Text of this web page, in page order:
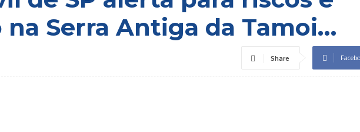
Serra Antiga da Tamoi…
Share